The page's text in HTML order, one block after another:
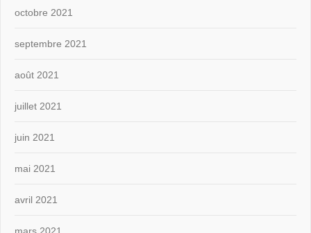
octobre 2021
septembre 2021
août 2021
juillet 2021
juin 2021
mai 2021
avril 2021